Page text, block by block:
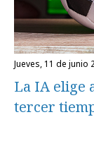
jueves, 11 de junio
La IA elige
tercer